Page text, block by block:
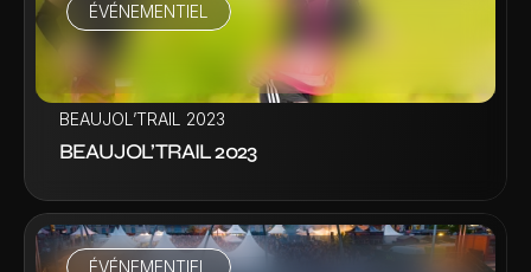
ÉVÉNEMENTIEL
VOIR LA VIDÉO
BEAUJOL’TRAIL 2023
BEAUJOL’TRAIL 2023
ÉVÉNEMENTIEL